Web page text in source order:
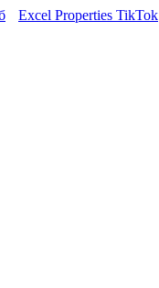
Excel Properties TikTok